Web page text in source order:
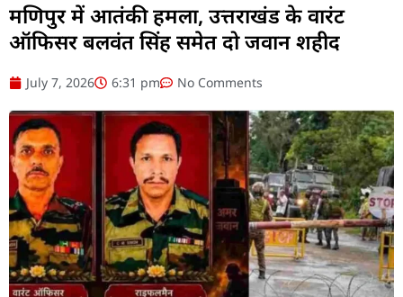
मणिपुर में आतंकी हमला, उत्तराखंड के वारंट
ऑफिसर बलवंत सिंह समेत दो जवान शहीद
July 7, 2026 6:31 pm No Comments